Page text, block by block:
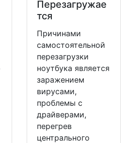
Перезагружае
тся
Причинами
самостоятельной
перезагрузки
ноутбука является
заражением
вирусами,
проблемы с
драйверами,
перегрев
центрального